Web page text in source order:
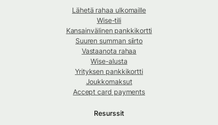
Lähetä rahaa ulkomaille
Wise-tili
Kansainvälinen pankkikortti
Suuren summan siirto
Vastaanota rahaa
Wise-alusta
Yrityksen pankkikortti
Joukkomaksut
Accept card payments
Resurssit